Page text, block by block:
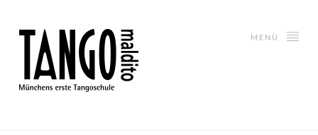
MENÜ